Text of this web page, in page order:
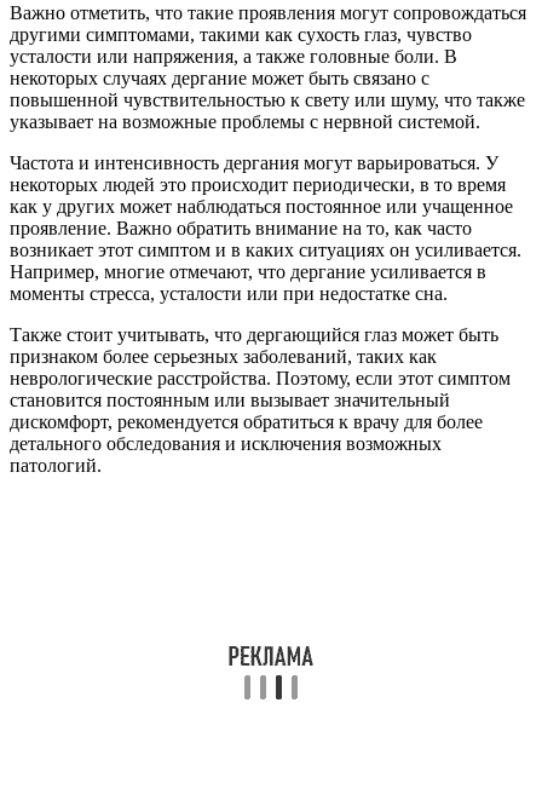
Важно отметить, что такие проявления могут сопровождаться
другими симптомами, такими как сухость глаз, чувство
усталости или напряжения, а также головные боли. В
некоторых случаях дергание может быть связано с
повышенной чувствительностью к свету или шуму, что также
указывает на возможные проблемы с нервной системой.
Частота и интенсивность дергания могут варьироваться. У
некоторых людей это происходит периодически, в то время
как у других может наблюдаться постоянное или учащенное
проявление. Важно обратить внимание на то, как часто
возникает этот симптом и в каких ситуациях он усиливается.
Например, многие отмечают, что дергание усиливается в
моменты стресса, усталости или при недостатке сна.
Также стоит учитывать, что дергающийся глаз может быть
признаком более серьезных заболеваний, таких как
неврологические расстройства. Поэтому, если этот симптом
становится постоянным или вызывает значительный
дискомфорт, рекомендуется обратиться к врачу для более
детального обследования и исключения возможных
патологий.